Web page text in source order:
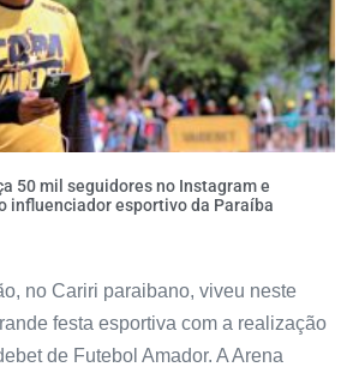
50 mil seguidores no Instagram e
influenciador esportivo da Paraíba
no Cariri paraibano, viveu neste
festa esportiva com a realização
de Futebol Amador. A Arena